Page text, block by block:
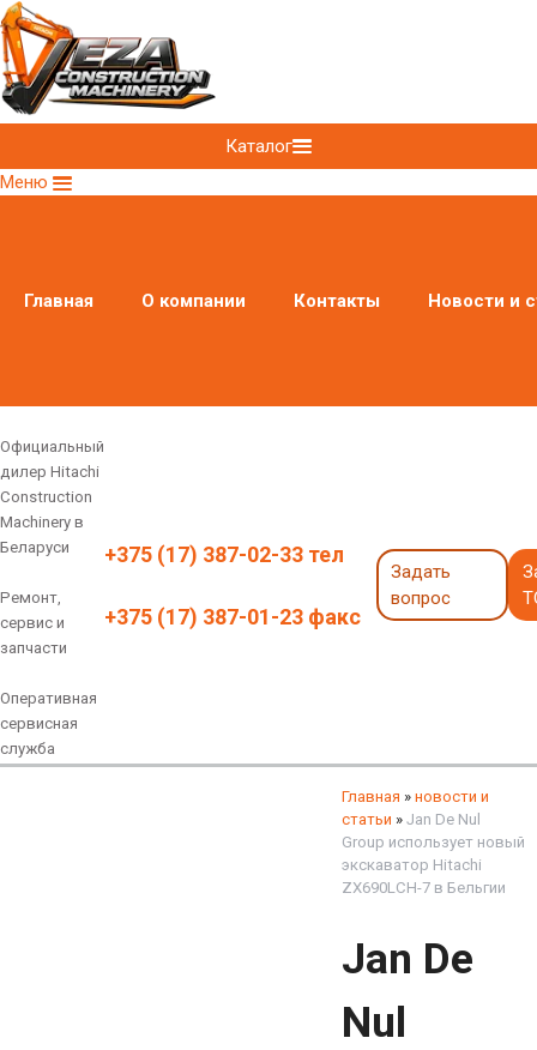
Каталог
Меню
Главная О компании Контакты Новости и
Официальный
дилер Hitachi
Construction
Machinery в
Беларуси
Ремонт,
сервис и
запчасти
Оперативная
сервисная
служба
+375 (17) 387-02-33 тел
+375 (17) 387-01-23 факс
Задать
вопрос
Главная » новости и
статьи » Jan De Nul
Group использует новый
экскаватор Hitachi
ZX690LCH-7 в Бельгии
Jan De
Nul